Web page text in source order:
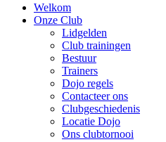
Welkom
Onze Club
Lidgelden
Club trainingen
Bestuur
Trainers
Dojo regels
Contacteer ons
Clubgeschiedenis
Locatie Dojo
Ons clubtornooi